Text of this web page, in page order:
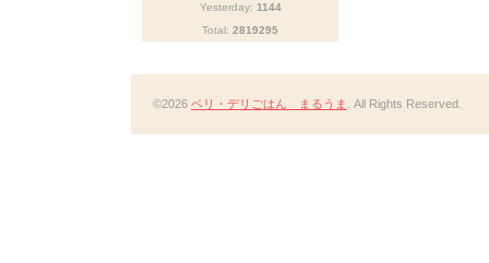
Yesterday: 1144
Total: 2819295
©2026 ベリ・デリごはん まるうま . All Rights Reserved.